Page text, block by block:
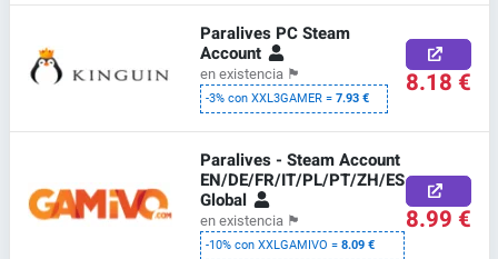
Paralives PC Steam
Account
en existencia 🏴
-3% con XXL3GAMER =7.93 € 8.18 €
Paralives - Steam Account
EN/DE/FR/IT/PL/PT/ZH/ES
Global
en existencia 🏴
-10% con XXLGAMIVO =8.09 €
8.99 €